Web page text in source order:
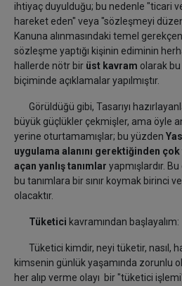
ihtiyaç duyulduğu; bu nedenle "ticari
hareket eden" veya "sözleşmeyi
Kanuna alınmasındaki temel
sözleşme yaptığı kişinin ediminin
hallerde nötr bir üst kavram olarak bu
biçiminde açıklamalar yapılmıştır.
Görüldüğü gibi, Tasarıyı
büyük güçlükler çekmişler, ama öyle
yerine oturtamamışlar; bu yüzden
uygulama alanını gerektiğinden
açan yanlış tanımlar yapmışlardır.
bu tanımlara bir sınır koymak birinci
olacaktır.
Tüketici kavramından başlayalım:
Tüketici kimdir, neyi tüketir, nasıl,
kimsenin günlük yaşamında zorunlu
her alıp verme olayı bir "tüketici